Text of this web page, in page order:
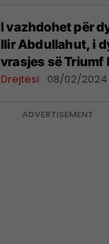
I vazhdohet për
Ilir Abdullahut, i
vrasjes së Triumf
Drejtësi 08/02/2024